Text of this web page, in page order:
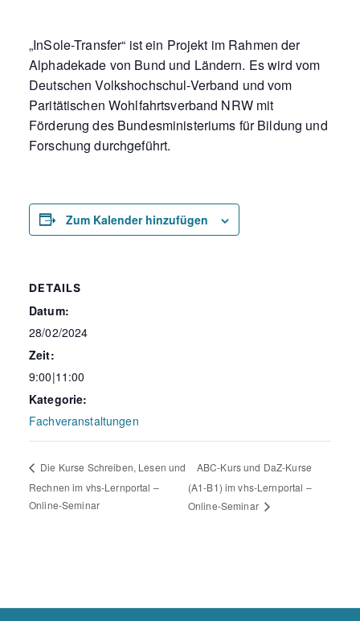
„InSole-Transfer“ ist ein Projekt im Rahmen der
Alphadekade von Bund und Ländern. Es wird vom
Deutschen Volkshochschul-Verband und vom
Paritätischen Wohlfahrtsverband NRW mit
Förderung des Bundesministeriums für Bildung und
Forschung durchgeführt.
Zum Kalender hinzufügen
DETAILS
Datum:
28/02/2024
Zeit:
9:00|11:00
Kategorie:
Fachveranstaltungen
Die Kurse Schreiben, Lesen und
Rechnen im vhs-Lernportal –
Online-Seminar
ABC-Kurs und DaZ-Kurse
(A1-B1) im vhs-Lernportal –
Online-Seminar